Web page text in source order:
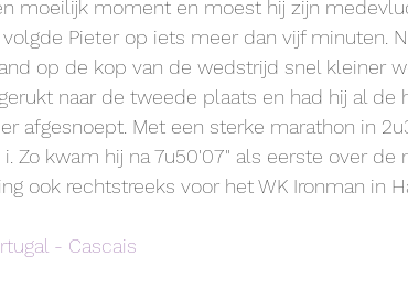
moeilijk moment en moest hij zijn
Pieter op iets meer dan vijf minuten.
op de kop van de wedstrijd snel kleiner
naar de tweede plaats en had hij al de
afgesnoept. Met een sterke marathon in
Zo kwam hij na 7u50'07" als eerste over de
ook rechtstreeks voor het WK Ironman in
- Cascais